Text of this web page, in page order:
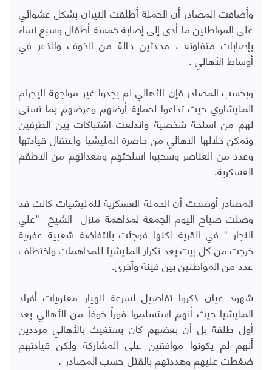
وأضافت المصادر أن الحملة أطلقت النيران بشكل عشوائي
على المواطنين ما أدى إلى إصابة خمسة أطفال وسبع نساء
بإصابات متفاوته ، محدثين حالة من الخوف والذعر في
أوساط الأهالي .
وبحسب المصادر فإن الأهالي لم يجدوا غير مواجهة الإجرام
المليشاوي حيث تداعوا لحماية أرضهم وعرضهم بما تسنى
لهم من اسلحة شخصية واندلعت اشتباكات بين الطرفين
وتمكن خلالها الأهالي من حاصرة المليشيا واعتقال قيادتها
وعدد من العناصر وسحبوا اسلحتهم ومعداتهم من الاطقم
العسكرية.
المصادر أوضحت أن الحملة العسكرية للمليشيات كانت قد
وصلت صباح اليوم الجمعة لمداهمة منزل الشيخ "علي
النجار " في القرية لكنها فوجئت بانتفاضة شعبية عفوية
خرجت من كل بيت بعد تكرار المليشيا للمداهمات واختطاف
عدد من المواطنين بين فينة وأخرى.
شهود عيان ذكروا تفاصيل لسرعة انهيار معنويات أفراد
المليشيا حيث أنهم استسلموا فوراً خوفاً من الأهالي بعد
أول طلقة بل أن بعضهم كان يستغيث بالأهالي مرددين
أنهم لم يكونوا موافقين على المشاركة ولكن قيادتهم
ضغطت عليهم وهددتهم بالقتل-حسب المصادر-.